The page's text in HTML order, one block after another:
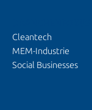
Cleantech
MEM-Industrie
Social Businesses